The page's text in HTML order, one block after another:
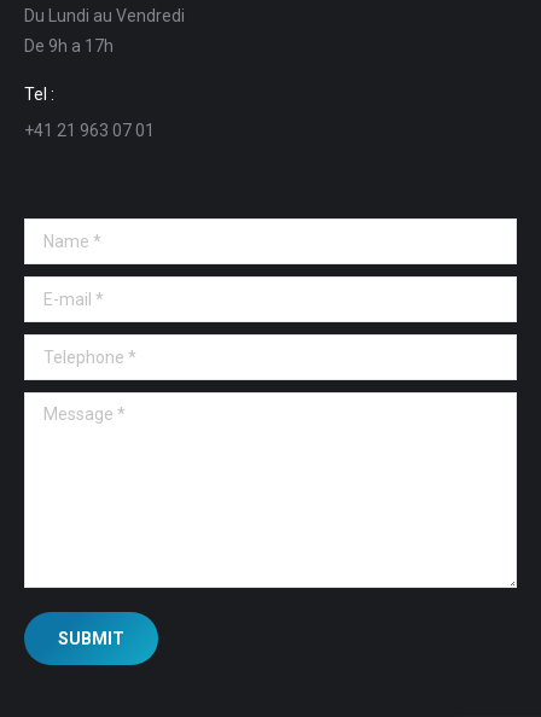
in
new
window
in
new
in
in
Du Lundi au Vendredi
De 9h a 17h
Tel :
+41 21 963 07 01
Name *
E-mail *
Telephone *
Message *
SUBMIT